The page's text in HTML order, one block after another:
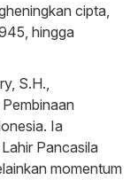
cipta,
hingga
S.H.,
Ia
Pancasila
momentum